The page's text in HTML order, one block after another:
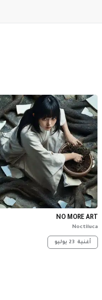
NO MORE ART
Noctiluca
أغنية 23 يوليو